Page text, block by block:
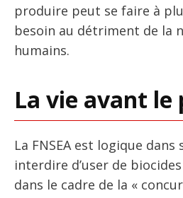
produire peut se faire à
besoin au détriment de la
humains.
La vie avant
La FNSEA est logique
interdire d’user de
dans le cadre de la «